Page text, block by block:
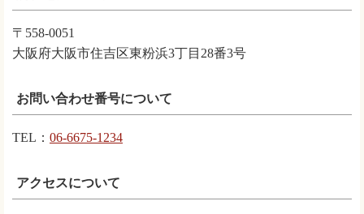
〒558-0051
大阪府大阪市住吉区東粉浜3丁目28番3号
お問い合わせ番号について
TEL： 06-6675-1234
アクセスについて